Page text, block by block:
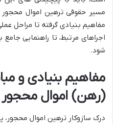
مسیر حقوقی ترهین اموال
مفاهیم بنیادی گرفته تا مراحل
اجراهای مرتبط، تا راهنمایی
شود.
مفاهیم بنیادی و
(رهن) اموال محجور
درک سازوکار ترهین اموال محجور،